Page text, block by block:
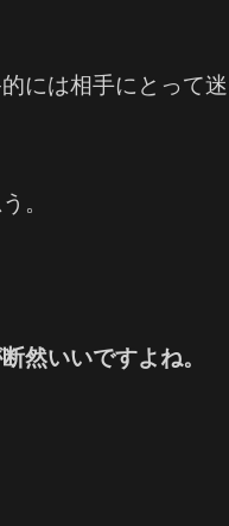
には相手にとって迷
。
然いいですよね。